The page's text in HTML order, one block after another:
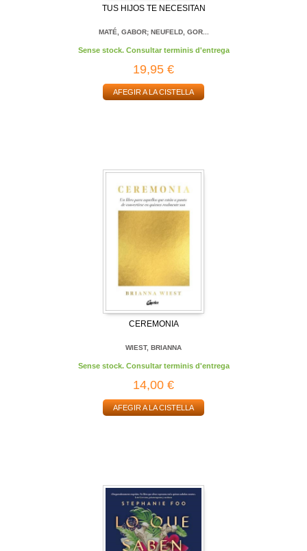
TUS HIJOS TE NECESITAN
MATÉ, GABOR; NEUFELD, GOR...
Sense stock. Consultar terminis d'entrega
19,95 €
AFEGIR A LA CISTELLA
CEREMONIA
WIEST, BRIANNA
Sense stock. Consultar terminis d'entrega
14,00 €
AFEGIR A LA CISTELLA